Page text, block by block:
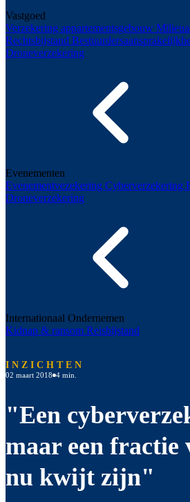
Vastgoed
Verzekering appartementsgebouw
Rechtsbijstand
Droneverzekering
Evenementen
Evenementvezekering Cyberverzekering
Droneverzekering
Internationaal Ondernemen
Kidnap & ransom Reisbijstand
INZICHTEN
02 maart 2018 4 min.
"Een
maar een fractie
nu kwijt zijn"